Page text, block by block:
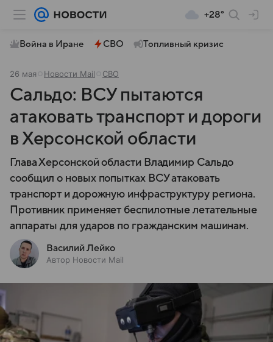
+28°
Война в Иране СВО Топливный кризис
26 мая Новости Mail СВО
Сальдо: ВСУ пытаются
атаковать транспорт и дороги
в Херсонской области
Глава Херсонской области Владимир Сальдо
сообщил о новых попытках ВСУ атаковать
транспорт и дорожную инфраструктуру региона.
Противник применяет беспилотные летательные
аппараты для ударов по гражданским машинам.
Василий Лейко
Автор Новости Mail